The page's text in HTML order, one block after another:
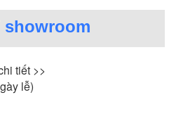
tiết >>
lễ)